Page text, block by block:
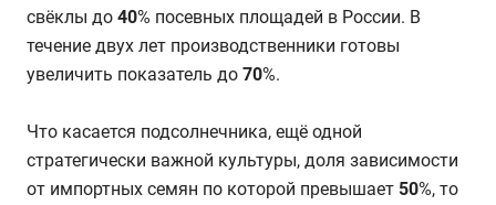
свёклы до 40% посевных площадей в России. В
течение двух лет производственники готовы
увеличить показатель до 70%.
Что касается подсолнечника, ещё одной
стратегически важной культуры, доля зависимости
от импортных семян по которой превышает 50%, то